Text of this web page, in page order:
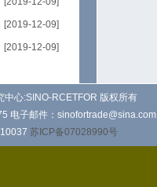
[2019-12-09]
[2019-12-09]
心:SINO-RCETFOR 版权所有
电子邮件：sinofortrade@sina.com
苏ICP备07028990号